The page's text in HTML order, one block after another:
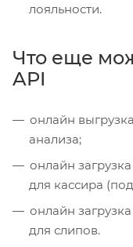
лояльности.
Что еще
API
онлайн
анализа;
онлайн
для кассира
онлайн
для слипов.